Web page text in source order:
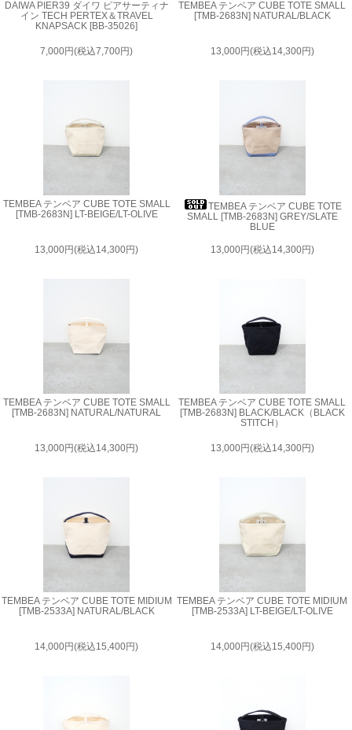
DAIWA PIER39 ダイワ ピアサーティナ
イン TECH PERTEX＆TRAVEL
KNAPSACK [BB-35026]
7,000円(税込7,700円)
TEMBEA テンベア CUBE TOTE SMALL
[TMB-2683N] NATURAL/BLACK
13,000円(税込14,300円)
TEMBEA テンベア CUBE TOTE SMALL
[TMB-2683N] LT-BEIGE/LT-OLIVE
13,000円(税込14,300円)
TEMBEA テンベア CUBE TOTE
SMALL [TMB-2683N] GREY/SLATE
BLUE
13,000円(税込14,300円)
TEMBEA テンベア CUBE TOTE SMALL
[TMB-2683N] NATURAL/NATURAL
13,000円(税込14,300円)
TEMBEA テンベア CUBE TOTE SMALL
[TMB-2683N] BLACK/BLACK（BLACK
STITCH）
13,000円(税込14,300円)
TEMBEA テンベア CUBE TOTE MIDIUM
[TMB-2533A] NATURAL/BLACK
14,000円(税込15,400円)
TEMBEA テンベア CUBE TOTE MIDIUM
[TMB-2533A] LT-BEIGE/LT-OLIVE
14,000円(税込15,400円)